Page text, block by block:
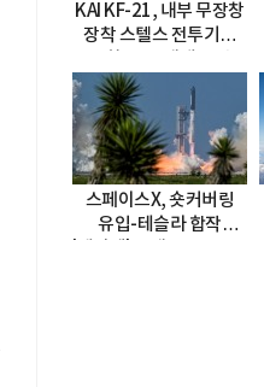
KAI KF-21, 내부 무장창
장착 스텔스 전투기로
스페이스X, 숏커버링
유입-테슬라 합작